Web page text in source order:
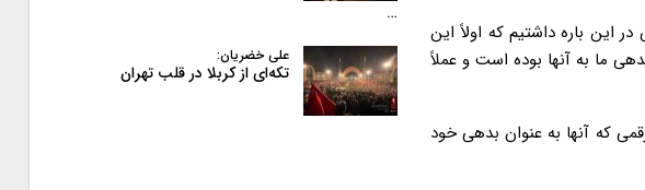
این باره داشتیم که اولاً این
ما به آنها بوده است و عملاً
که آنها به عنوان بدهی خود
…
علی خضریان:
تکه‌ای از کربلا در قلب تهران